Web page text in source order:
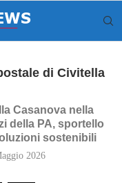
di Civitella
Casanova nella
della PA, sportello
sostenibili
2026